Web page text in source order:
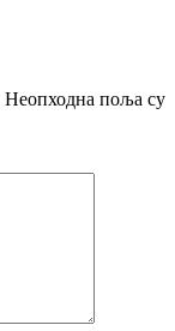
Неопходна поља су